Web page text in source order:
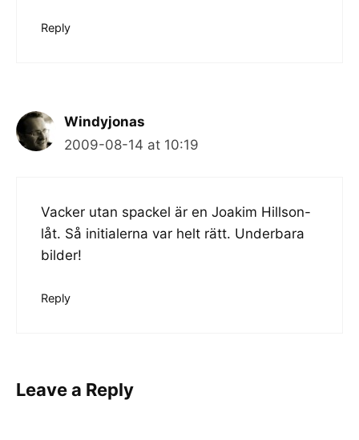
Reply
Windyjonas
2009-08-14 at 10:19
Vacker utan spackel är en Joakim Hillson-
låt. Så initialerna var helt rätt. Underbara
bilder!
Reply
Leave a Reply